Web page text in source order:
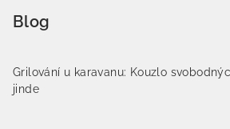
Blog
Grilování u karavanu: Kouzlo
jinde